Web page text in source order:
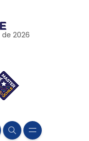
de 2026